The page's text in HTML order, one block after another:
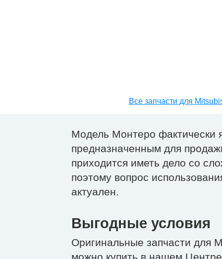
Все запчасти для
Модель Монтеро фактически
предназначенным для
приходится иметь дело со
поэтому вопрос
актуален.
Выгодные условия
Оригинальные запчасти для
можно купить в нашем